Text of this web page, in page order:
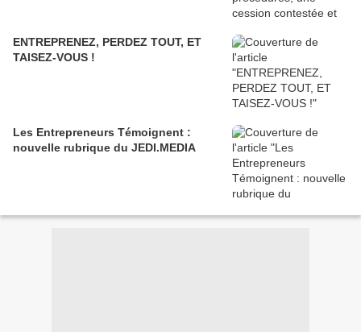
ENTREPRENEZ, PERDEZ TOUT, ET
TAISEZ-VOUS !
Les Entrepreneurs Témoignent :
nouvelle rubrique du JEDI.MEDIA